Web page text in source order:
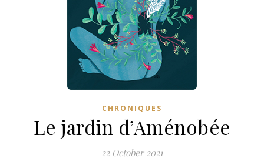
CHRONIQUES
Le jardin d’Aménobée
22 October 2021